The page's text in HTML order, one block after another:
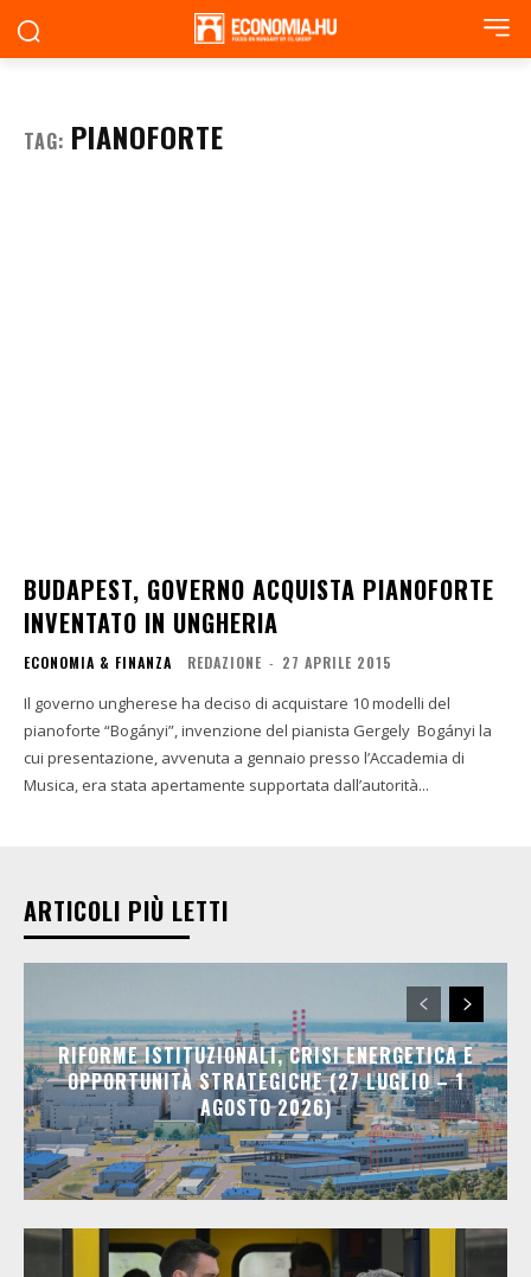
TAG: PIANOFORTE
BUDAPEST, GOVERNO ACQUISTA PIANOFORTE
INVENTATO IN UNGHERIA
ECONOMIA & FINANZA REDAZIONE - 27 APRILE 2015
Il governo ungherese ha deciso di acquistare 10 modelli del
pianoforte “Bogányi”, invenzione del pianista Gergely Bogányi la
cui presentazione, avvenuta a gennaio presso l’Accademia di
Musica, era stata apertamente supportata dall’autorità...
ARTICOLI PIÙ LETTI
RIFORME ISTITUZIONALI, CRISI ENERGETICA E
OPPORTUNITÀ STRATEGICHE (27 LUGLIO – 1
AGOSTO 2026)